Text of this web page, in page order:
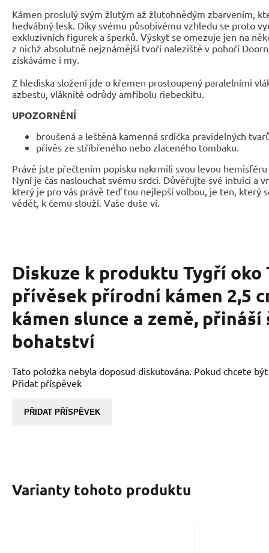
Kámen proslulý svým žlutým až žlutohnědým zbarvením,
hedvábný lesk. Díky svému působivému vzhledu se proto
exkluzivních figurek a šperků. Výskyt se omezuje jen na
z nichž absolutně nejznámější tvoří naleziště v pohoří
získáváme i my.
Z hlediska složení jde o křemen prostoupený paralelními
azbestu, vláknité odrůdy amfibolu riebeckitu.
UPOZORNĚNÍ
broušená a leštěná kamenná srdíčka pravidelných
přívěs ze stříbřeného nebo zlaceného tombaku.
Právě jste přečtením popisku nakrmili svou levou
Nyní je čas naslouchat svému srdci. Důvěřujte své intuici a
který je pro vás právě teď tou nejlepší volbou, je ten, který
vědět, k čemu slouží. Vaše duše ví.
Diskuze k produktu Tygří oko
přívěsek přírodní kámen 2,5
kámen slunce a země,
bohatství
Tato položka nebyla doposud diskutována. Pokud chcete
Přidat příspěvek
PŘIDAT PŘÍSPĚVEK
Varianty tohoto produktu